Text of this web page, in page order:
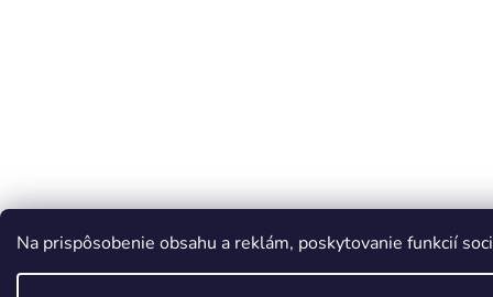
Na prispôsobenie obsahu a reklám, poskytovanie funkcií